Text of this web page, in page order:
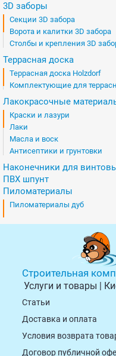
3D заборы
Секции 3D забора
Ворота и калитки 3D забора
Столбы и крепления 3D
Террасная доска
Террасная доска Holzdorf
Комплектующие для
Лакокрасочные
Краски и лазури
Лаки
Масла и воск
Антисептики и грунтовки
Наконечники для
ПВХ шпунт
Пиломатериалы
Пиломатериалы дуб
Строительная
Услуги и товары |
Статьи
Доставка и оплата
Условия возврата
Договор публичной